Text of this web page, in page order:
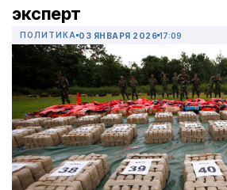
эксперт
ПОЛИТИКА 03 ЯНВАРЯ 2026 17:09